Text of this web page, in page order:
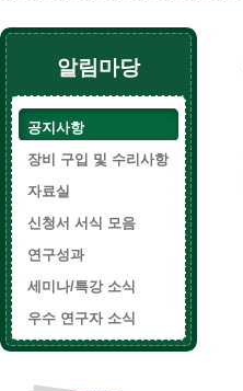
알림마당
공지사항
장비 구입 및 수리사항
자료실
신청서 서식 모음
연구성과
세미나/특강 소식
우수 연구자 소식